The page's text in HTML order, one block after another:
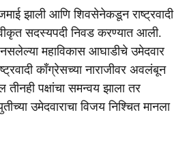
झाली आणि शिवसेनेकडून राष्ट्रवादी
सदस्यपदी निवड करण्यात आली.
महाविकास आघाडीचे उमेदवार
काँग्रेसच्या नाराजीवर अवलंबून
पक्षांचा समन्वय झाला तर
उमेदवाराचा विजय निश्चित मानला